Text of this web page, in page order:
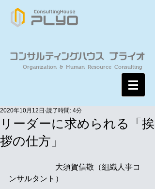
Organization & Human Resource Consulting
リーダーに求められる「挨
拶の仕方」
2020年10月12日 読了時間: 4分
大須賀信敬（組織人事コ
ンサルタント）